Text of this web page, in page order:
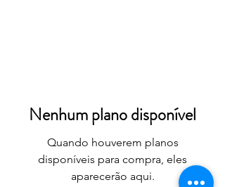
Nenhum plano disponível
Quando houverem planos
disponíveis para compra, eles
aparecerão aqui.